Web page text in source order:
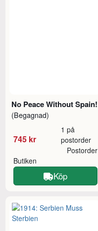
No Peace Without Spain!
(Begagnad)
745 kr
1 på
postorder
Butiken
Postorder
Köp